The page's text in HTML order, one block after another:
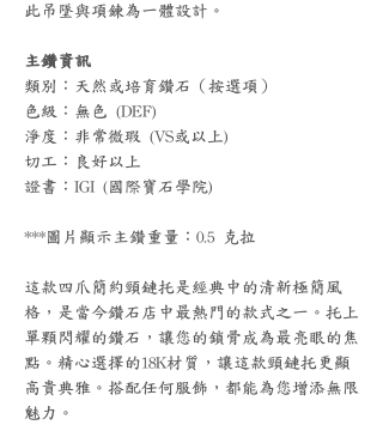
此吊墜與項鍊為一體設計。
主鑽資訊
類別：天然或培育鑽石（按選項）
色級：無色 (DEF)
淨度：非常微瑕 (VS或以上)
切工：良好以上
證書：IGI (國際寶石學院)
***圖片顯示主鑽重量：0.5 克拉
這款四爪簡約頸鏈托是經典中的清新極簡風
格，是當今鑽石店中最熱門的款式之一。托上
單顆閃耀的鑽石，讓您的鎖骨成為最亮眼的焦
點。精心選擇的18K材質，讓這款頸鏈托更顯
高貴典雅。搭配任何服飾，都能為您增添無限
魅力。